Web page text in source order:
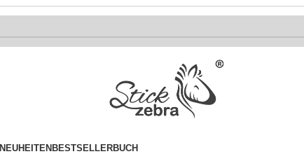
NEUHEITEN BESTSELLERBUCH